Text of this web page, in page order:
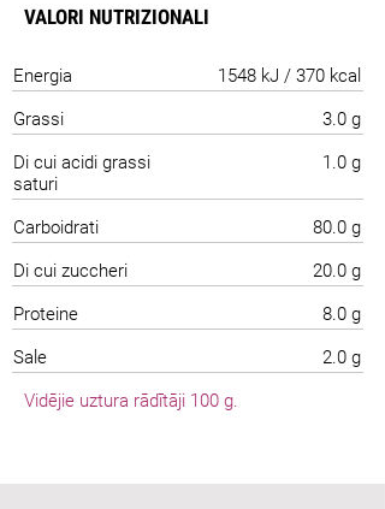
VALORI NUTRIZIONALI
Energia
1548 kJ / 370 kcal
Grassi
3.0 g
Di cui acidi grassi
saturi
1.0 g
Carboidrati
80.0 g
Di cui zuccheri
20.0 g
Proteine
8.0 g
Sale
2.0 g
Vidējie uztura rādītāji 100 g.